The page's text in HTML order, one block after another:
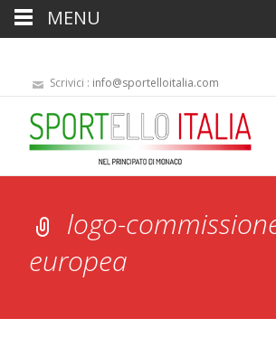
Scrivici : info@sportelloitalia.com
logo-
europea
MENU